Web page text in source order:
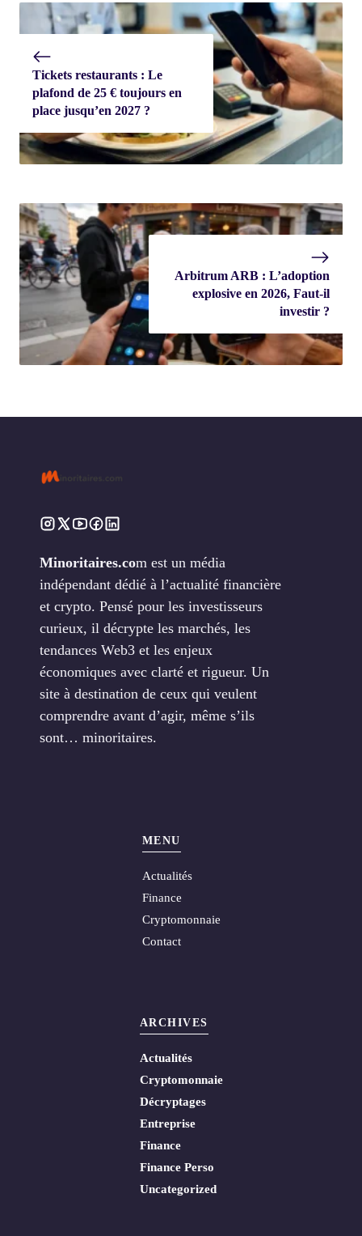
Tickets restaurants : Le
plafond de 25 € toujours en
place jusqu’en 2027 ?
Arbitrum ARB : L’adoption
explosive en 2026, Faut-il
investir ?
Minoritaires.com est un média
indépendant dédié à l’actualité financière
et crypto. Pensé pour les investisseurs
curieux, il décrypte les marchés, les
tendances Web3 et les enjeux
économiques avec clarté et rigueur. Un
site à destination de ceux qui veulent
comprendre avant d’agir, même s’ils
sont… minoritaires.
MENU
Actualités
Finance
Cryptomonnaie
Contact
ARCHIVES
Actualités
Cryptomonnaie
Décryptages
Entreprise
Finance
Finance Perso
Uncategorized